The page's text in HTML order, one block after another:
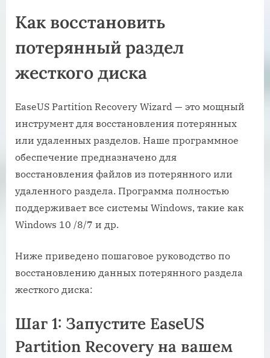
Как восстановить
потерянный раздел
жесткого диска
EaseUS Partition Recovery Wizard — это мощный
инструмент для восстановления потерянных
или удаленных разделов. Наше программное
обеспечение предназначено для
восстановления файлов из потерянного или
удаленного раздела. Программа полностью
поддерживает все системы Windows, такие как
Windows 10 /8/7 и др.
Ниже приведено пошаговое руководство по
восстановлению данных потерянного раздела
жесткого диска:
Шаг 1: Запустите EaseUS
Partition Recovery на вашем